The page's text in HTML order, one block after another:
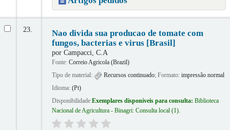
23.
Nao divida sua producao de tomate com
fungos, bacterias e virus [Brasil]
por Campacci, C.A
Fonte: Correio Agricola (Brazil)
Tipo de material:
Recursos continuado; Formato: impressão normal
Idioma: (Pt)
Disponibilidade:Exemplares disponíveis para consulta: Biblioteca
Nacional de Agricultura - Binagri: Consulta local (1).